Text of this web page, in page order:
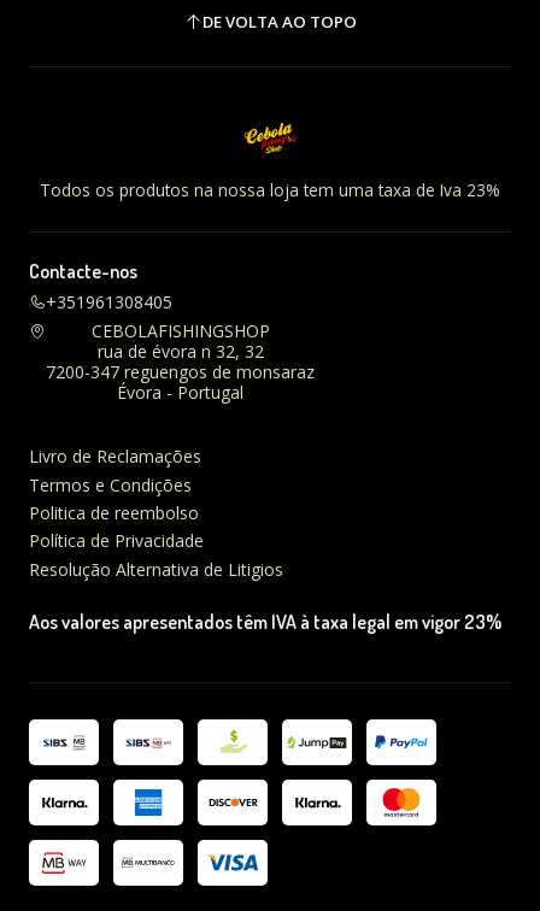
DE VOLTA AO TOPO
Todos os produtos na nossa loja tem uma taxa de Iva 23%
Contacte-nos
+351961308405
CEBOLAFISHINGSHOP
rua de évora n 32, 32
7200-347 reguengos de monsaraz
Évora - Portugal
Livro de Reclamações
Termos e Condições
Politica de reembolso
Política de Privacidade
Resolução Alternativa de Litigios
Aos valores apresentados têm IVA à taxa legal em vigor 23%